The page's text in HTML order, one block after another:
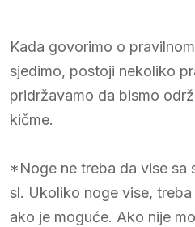
Kada govorimo o
sjedimo, postoji nekoliko
pridržavamo da bismo
kičme.⠀
*Noge ne treba da vise sa
sl. Ukoliko noge vise,
ako je moguće. Ako nije